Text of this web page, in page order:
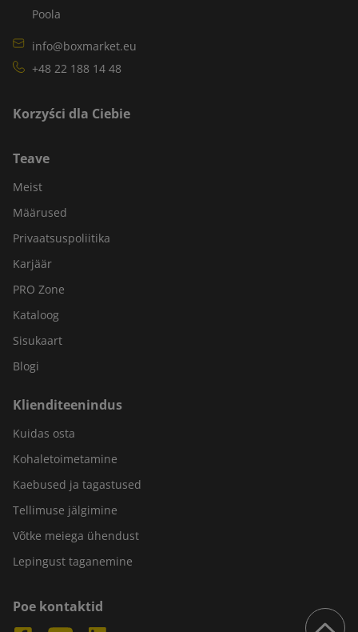
Poola
info@boxmarket.eu
+48 22 188 14 48
Korzyści dla Ciebie
Teave
Meist
Määrused
Privaatsuspoliitika
Karjäär
PRO Zone
Kataloog
Sisukaart
Blogi
Klienditeenindus
Kuidas osta
Kohaletoimetamine
Kaebused ja tagastused
Tellimuse jälgimine
Võtke meiega ühendust
Lepingust taganemine
Poe kontaktid